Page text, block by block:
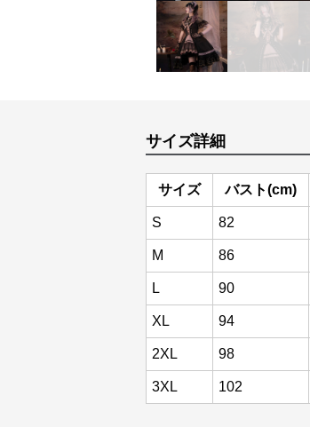
サイズ詳細
サイズ バスト(cm)
S 82
M 86
L 90
XL 94
2XL 98
3XL 102